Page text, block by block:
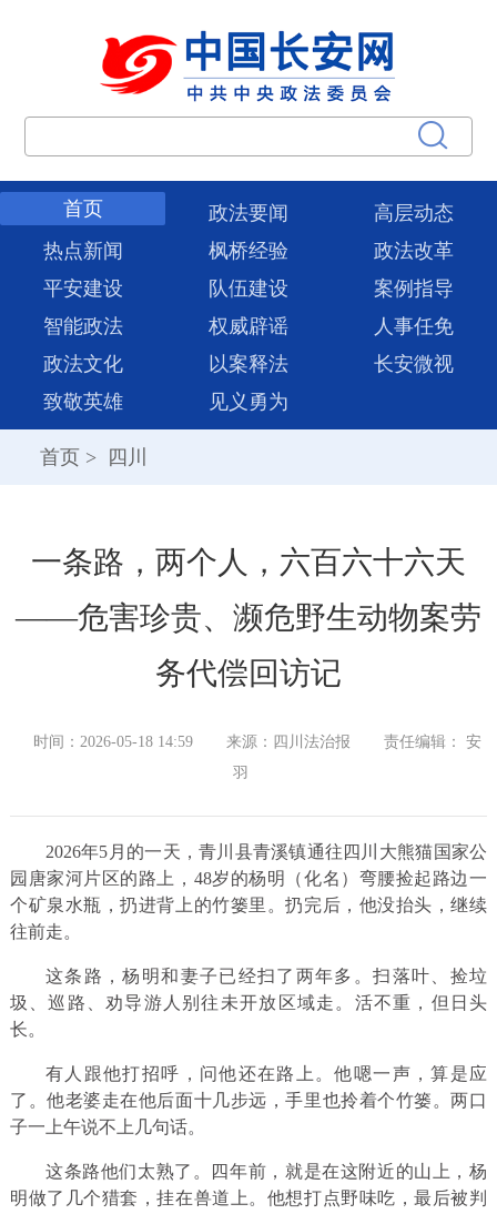
首页 政法要闻
高层动态
热点新闻
枫桥经验
政法改革
平安建设
队伍建设
案例指导
智能政法
权威辟谣
人事任免
政法文化
以案释法
长安微视
致敬英雄
见义勇为
首页 > 四川
一条路，两个人，六百六十六天
——危害珍贵、濒危野生动物案劳
务代偿回访记
时间：2026-05-18 14:59 来源：四川法治报
责任编辑： 安
羽
2026年5月的一天，青川县青溪镇通往四川大熊猫国家公
园唐家河片区的路上，48岁的杨明（化名）弯腰捡起路边一
个矿泉水瓶，扔进背上的竹篓里。扔完后，他没抬头，继续
往前走。
这条路，杨明和妻子已经扫了两年多。扫落叶、捡垃
圾、巡路、劝导游人别往未开放区域走。活不重，但日头
长。
有人跟他打招呼，问他还在路上。他嗯一声，算是应
了。他老婆走在他后面十几步远，手里也拎着个竹篓。两口
子一上午说不上几句话。
这条路他们太熟了。四年前，就是在这附近的山上，杨
明做了几个猎套，挂在兽道上。他想打点野味吃，最后被判